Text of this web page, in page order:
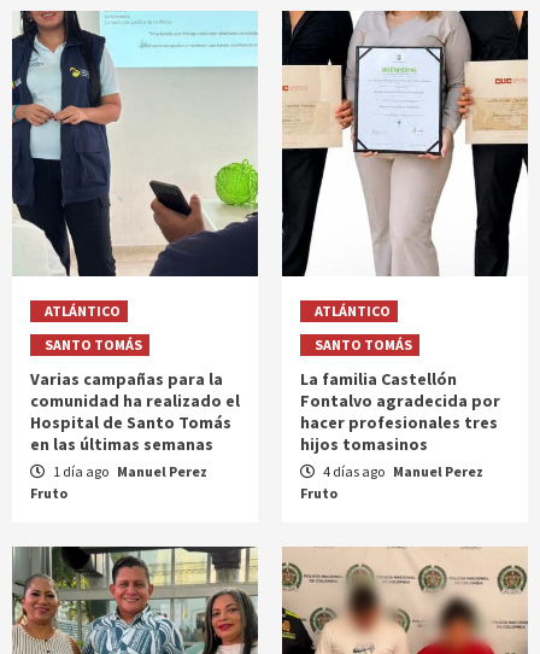
ATLÁNTICO
SANTO TOMÁS
Varias campañas para la
comunidad ha realizado el
Hospital de Santo Tomás
en las últimas semanas
1 día ago Manuel Perez
Fruto
ATLÁNTICO
SANTO TOMÁS
La familia Castellón
Fontalvo agradecida por
hacer profesionales tres
hijos tomasinos
4 días ago Manuel Perez
Fruto